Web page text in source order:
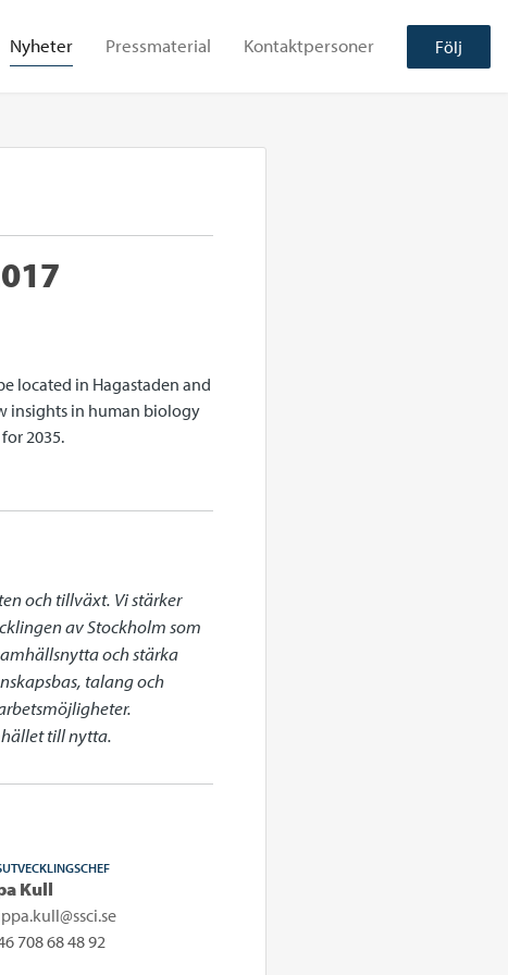
Nyheter Pressmaterial Kontaktpersoner Följ
located in Hagastaden and
insights in human biology
2035.
och tillväxt. Vi stärker
av Stockholm som
och stärka
talang och
till nytta.
Kull
708 68 48 92